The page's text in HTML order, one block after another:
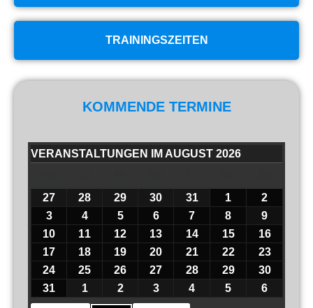
TRAININGSZEITEN
KOMMENDE TERMINE
VERANSTALTUNGEN IM AUGUST 2026
27
28 29 30 31 1
2
3
4 5 6 7 8
9
10
11 12 13 14 15
16
17
18 19 20 21 22
23
24
25 26 27 28 29
30
31
1 2 3 4 5 6